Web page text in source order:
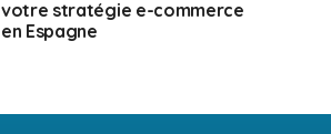
votre stratégie e-commerce
en Espagne